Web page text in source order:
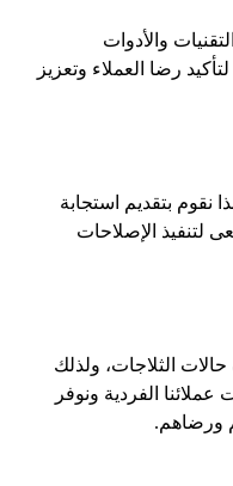
والأدوات
رضا العملاء وتعزيز
نقوم بتقديم استجابة
لتنفيذ الإصلاحات
حالات الثلاجات، ولذلك
الفردية ونوفر
ورضاهم.